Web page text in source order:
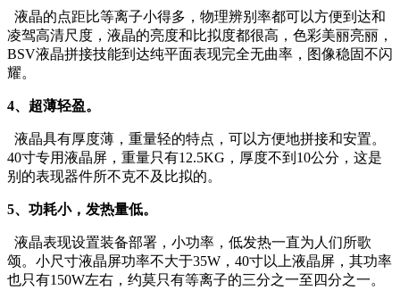
液晶的点距比等离子小得多，物理辨别率都可以方便到达和
凌驾高清尺度，液晶的亮度和比拟度都很高，色彩美丽亮丽，
BSV液晶拼接技能到达纯平面表现完全无曲率，图像稳固不闪
耀。
4、超薄轻盈。
液晶具有厚度薄，重量轻的特点，可以方便地拼接和安置。
40寸专用液晶屏，重量只有12.5KG，厚度不到10公分，这是
别的表现器件所不克不及比拟的。
5、功耗小，发热量低。
液晶表现设置装备部署，小功率，低发热一直为人们所歌
颂。小尺寸液晶屏功率不大于35W，40寸以上液晶屏，其功率
也只有150W左右，约莫只有等离子的三分之一至四分之一。